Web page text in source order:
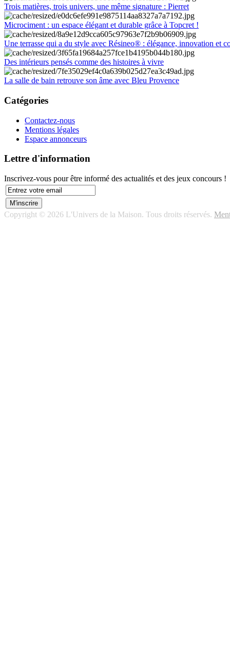
Trois matières, trois univers, une même signature : Pierret
Microciment : un espace élégant et durable grâce à Topcret !
Une terrasse qui a du style avec Résineo® : élégance, innovation et
Des intérieurs pensés comme des histoires à vivre
La salle de bain retrouve son âme avec Bleu Provence
Catégories
Contactez-nous
Mentions légales
Espace annonceurs
Lettre d'information
Inscrivez-vous pour être informé des actualités et des jeux concours !
Copyright © 2026 L'Univers de la Maison. Tous droits réservés.